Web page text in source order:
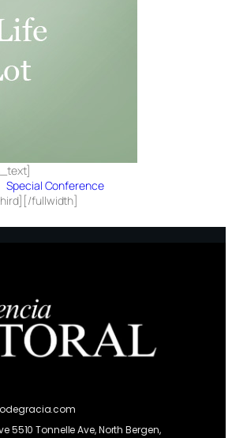
Special Conference
fullwidth]
5510 Tonnelle Ave, North Bergen,